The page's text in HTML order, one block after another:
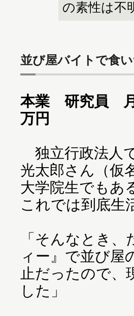
の素性は不
並び屋バイトで食
本業 研究員
万円
独立行政法人
光太郎さん（仮
大学院生でもあ
これでは到底生
「そんなとき
ィー』で並び屋
止だったので、
した」